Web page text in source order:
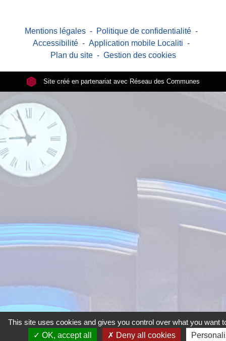
Mentions légales - Politique de confidentialité -
Accessibilité - Application mobile Localiti -
Plan du site - Gestion des cookies
Site créé en partenariat avec Réseau des Communes
This site uses cookies and gives you control over what you want
OK, accept all
Deny all cookies